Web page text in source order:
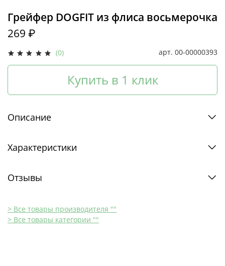
(0) арт. 00-00000393
Грейфер DOGFIT из флиса восьмерочка
269 ₽
Купить в 1 клик
Описание
Характеристики
Отзывы
> Все товары производителя ""
> Все товары категории ""